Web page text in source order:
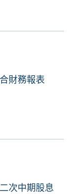
財務報表
次中期股息